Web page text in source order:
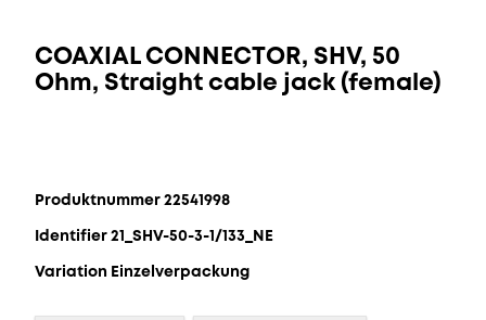
COAXIAL CONNECTOR, SHV, 50
Ohm, Straight cable jack (female)
Produktnummer 22541998
Identifier 21_SHV-50-3-1/133_NE
Variation Einzelverpackung